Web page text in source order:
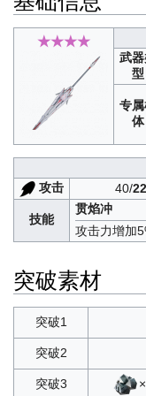
★★★★
武
型
专
体
攻击
40/
技能
贯焰冲
攻击力增加
突破素材
突破1
突破2
突破3